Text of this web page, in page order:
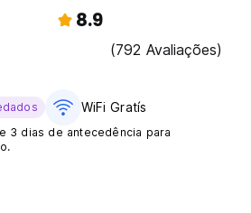
8.9
(792 Avaliações)
WiFi Gratís
3 dias de antecedência para